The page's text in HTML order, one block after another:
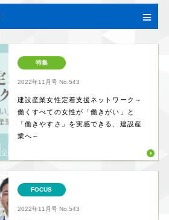
特集
2022年11月号No.543
建設産業女性定着支援ネットワーク～
働くすべての女性が「働きがい」と
「働きやすさ」を実感できる、建設産
業へ～
FOCUS
2022年11月号No.543